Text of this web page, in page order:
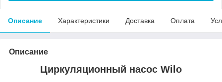
Описание Характеристики Доставка Оплата
Описание
Циркуляционный насос Wilo